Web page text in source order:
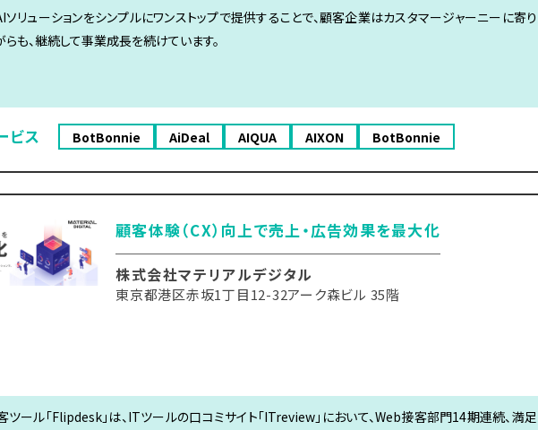
リューションをシンプルにワンストップで提供することで、顧客企業はカスタマージャーニーに寄り
も、継続して事業成長を続けています。
ビス BotBonnie AiDeal AIQUA AIXON BotBonnie
顧客体験（CX）向上で売上・広告効果を最大化
株式会社マテリアルデジタル
東京都港区赤坂1丁目12-32アーク森ビル 35階
ツール「Flipdesk」は、ITツールの口コミサイト「ITreview」において、Web接客部門14期連続、満足